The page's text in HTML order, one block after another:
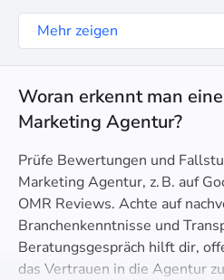
Mehr zeigen
Woran erkennt man
Marketing Agentur?
Prüfe Bewertungen und
Marketing Agentur, z. B. auf
OMR Reviews. Achte auf
Branchenkenntnisse und
Beratungsgespräch hilft dir,
das Vertrauen in die Agentur